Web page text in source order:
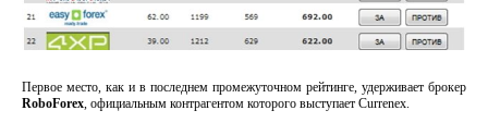
Первое место, как и в последнем промежуточном рейтинге, удерживает брокер
RoboForex , официальным контрагентом которого выступает Currenex.